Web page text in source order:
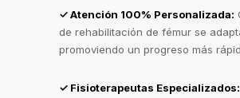
✓ Atención 100% Personalizada:
de rehabilitación de fémur se
promoviendo un progreso más
✓ Fisioterapeutas Especializados: